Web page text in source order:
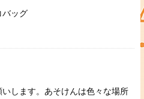
バッグ
します。あそけんは色々な場所